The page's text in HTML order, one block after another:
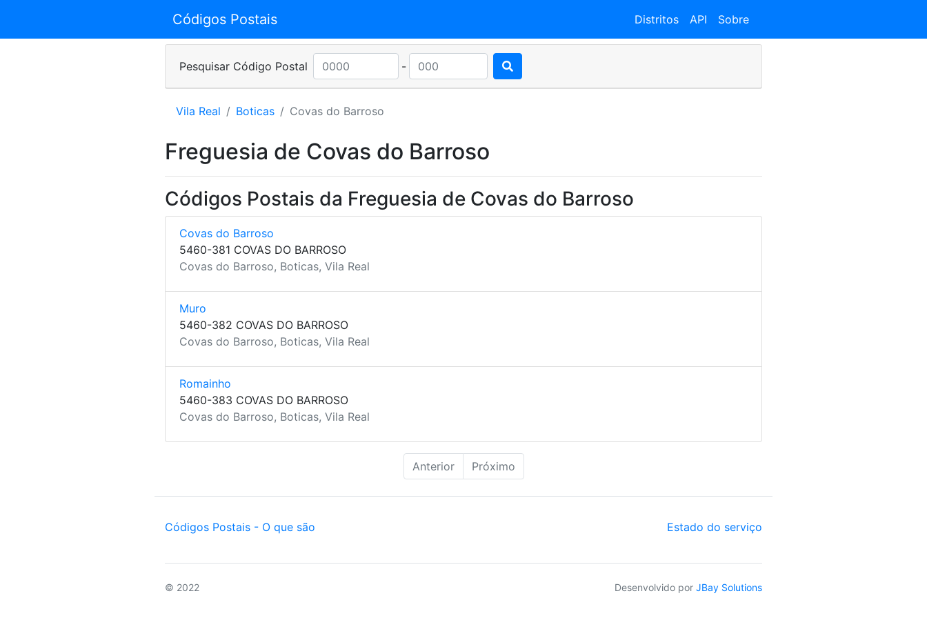
Códigos Postais Distritos API Sobre
Pesquisar Código Postal -
Vila Real Boticas Covas do Barroso
Freguesia de Covas do Barroso
Códigos Postais da Freguesia de Covas do Barroso
Covas do Barroso
5460-381 COVAS DO BARROSO
Covas do Barroso, Boticas, Vila Real
Muro
5460-382 COVAS DO BARROSO
Covas do Barroso, Boticas, Vila Real
Romainho
5460-383 COVAS DO BARROSO
Covas do Barroso, Boticas, Vila Real
Anterior Próximo
Códigos Postais - O que são Estado do serviço
© 2022 Desenvolvido por JBay Solutions